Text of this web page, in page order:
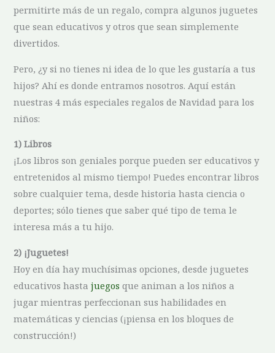
permitirte más de un regalo, compra algunos juguetes
que sean educativos y otros que sean simplemente
divertidos.
Pero, ¿y si no tienes ni idea de lo que les gustaría a tus
hijos? Ahí es donde entramos nosotros. Aquí están
nuestras 4 más especiales regalos de Navidad para los
niños:
1) Libros
¡Los libros son geniales porque pueden ser educativos y
entretenidos al mismo tiempo! Puedes encontrar libros
sobre cualquier tema, desde historia hasta ciencia o
deportes; sólo tienes que saber qué tipo de tema le
interesa más a tu hijo.
2) ¡Juguetes!
Hoy en día hay muchísimas opciones, desde juguetes
educativos hastajuegos que animan a los niños a
jugar mientras perfeccionan sus habilidades en
matemáticas y ciencias (¡piensa en los bloques de
construcción!)